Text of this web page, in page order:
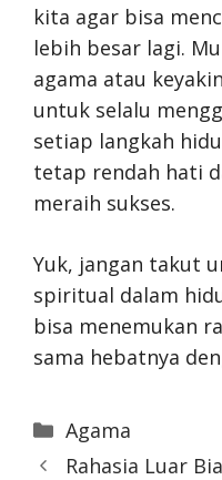
kita agar bisa
lebih besar lagi.
agama atau
untuk selalu
setiap langkah
tetap rendah hati
meraih sukses.
Yuk, jangan takut
spiritual dalam
bisa menemukan
sama hebatnya
Categories
Agama
Rahasia Luar